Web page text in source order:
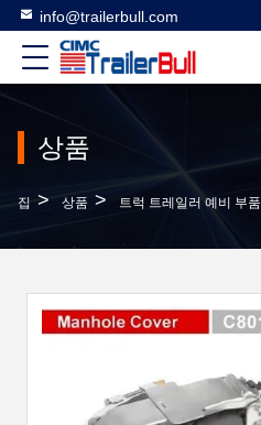
info@trailerbull.com
상품
집 > 상품 > 트럭 트레일러 예비 부품